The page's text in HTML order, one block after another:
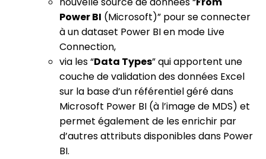
Power BI (Microsoft)” pour se connecter
à un dataset Power BI en mode Live
Connection,
via les “Data Types” qui apportent une
couche de validation des données Excel
sur la base d’un référentiel géré dans
Microsoft Power BI (à l’image de MDS) et
permet également de les enrichir par
d’autres attributs disponibles dans Power
BI.